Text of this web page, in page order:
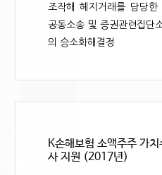
조작해 헤지거래를 담당한
공동소송 및 증권관련집단
의 승소화해결정
K손해보험 소액주주 가
사 지원 (2017년)